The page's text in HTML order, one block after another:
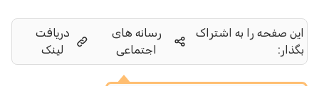
این صفحه را به اشتراک
بگذار:
رسانه های
اجتماعی
دریافت
لینک